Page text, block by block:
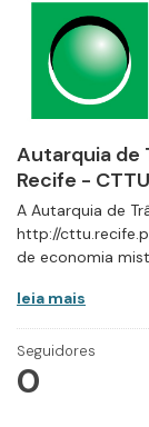
Autarquia de
Recife - CTTU
A Autarquia de
http://
de economia
leia mais
Seguidores
0